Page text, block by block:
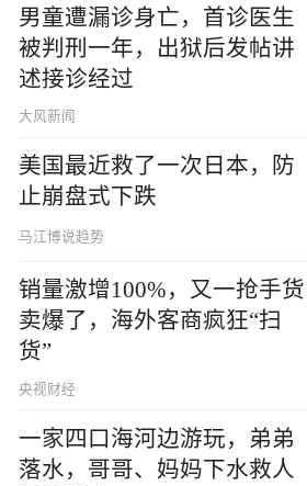
男童遭漏诊身亡，首诊医生
被判刑一年，出狱后发帖讲
述接诊经过
大风新闻
美国最近救了一次日本，防
止崩盘式下跌
马江博说趋势
销量激增100%，又一抢手货
卖爆了，海外客商疯狂“扫
货”
央视财经
一家四口海河边游玩，弟弟
落水，哥哥、妈妈下水救人